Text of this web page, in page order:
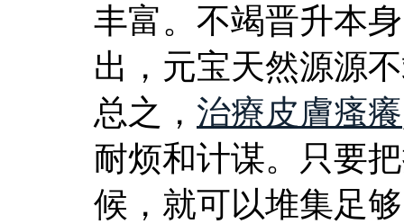
丰富。不竭晋升本
出，元宝天然源源
总之， 治療皮膚瘙癢
耐烦和计谋。只要
候，就可以堆集足